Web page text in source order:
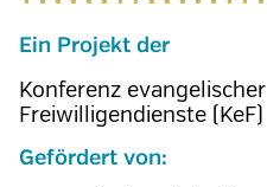
Ein Projekt der
Konferenz evangelischer
Freiwilligendienste (KeF)
Gefördert von: